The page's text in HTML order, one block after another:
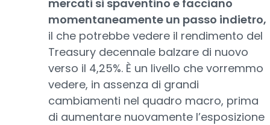
mercati si spaventino e facciano
momentaneamente un passo indietro,
il che potrebbe vedere il rendimento del
Treasury decennale balzare di nuovo
verso il 4,25%. È un livello che vorremmo
vedere, in assenza di grandi
cambiamenti nel quadro macro, prima
di aumentare nuovamente l’esposizione